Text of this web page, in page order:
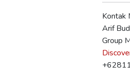
Kontak
Arif
Group